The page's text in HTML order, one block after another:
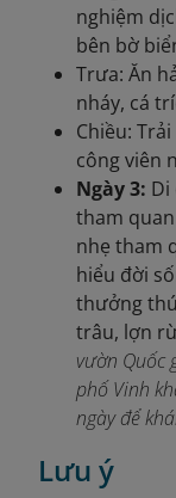
nghiệm
bên bờ
Trưa: Ăn
nháy, cá
Chiều:
công viên
Ngày 3: Di
tham
nhẹ tham
hiểu đời
thưởng
trâu, lợn
vườn Quốc
phố Vinh
ngày để
Lưu ý